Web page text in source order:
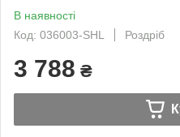
В наявності
Код: 036003-SHL
Роздріб
3 788 ₴